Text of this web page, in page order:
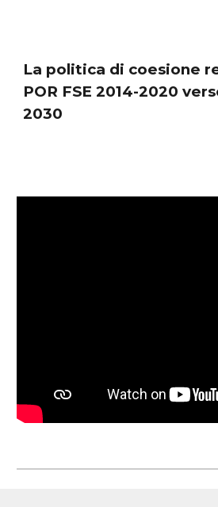
La politica di coesione
POR FSE 2014-2020
2030